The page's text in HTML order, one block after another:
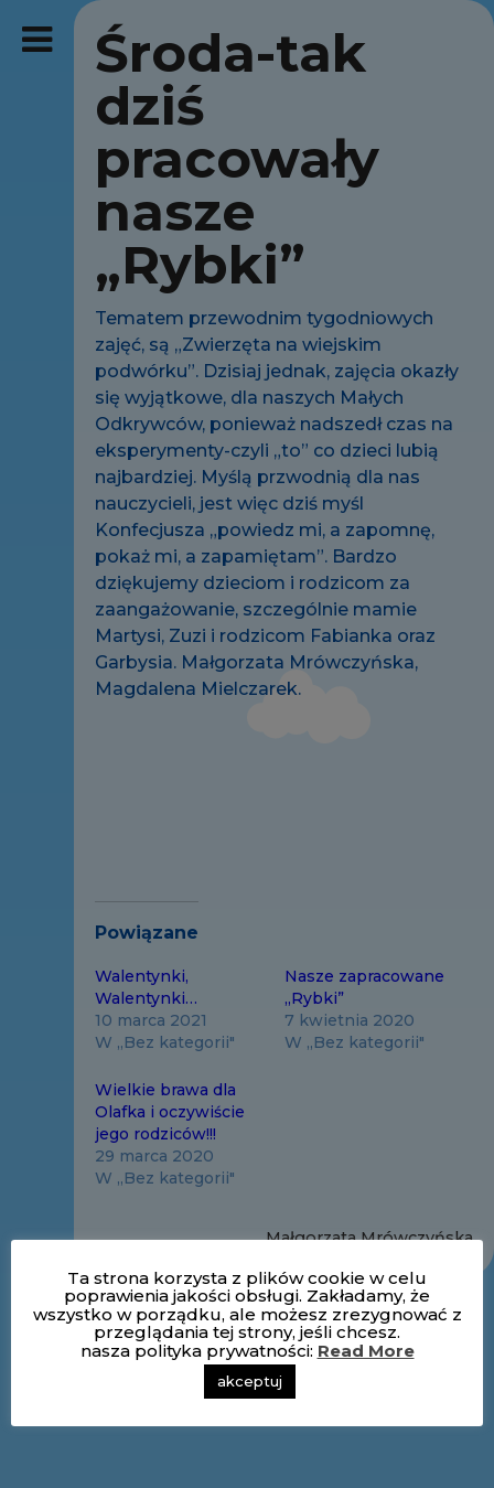
Środa-tak
dziś
pracowały
nasze
„Rybki”
Tematem przewodnim tygodniowych
zajęć, są „Zwierzęta na wiejskim
podwórku”. Dzisiaj jednak, zajęcia okazły
się wyjątkowe, dla naszych Małych
Odkrywców, ponieważ nadszedł czas na
eksperymenty-czyli „to” co dzieci lubią
najbardziej. Myślą przwodnią dla nas
nauczycieli, jest więc dziś myśl
Konfecjusza „powiedz mi, a zapomnę,
pokaż mi, a zapamiętam”. Bardzo
dziękujemy dzieciom i rodzicom za
zaangażowanie, szczególnie mamie
Martysi, Zuzi i rodzicom Fabianka oraz
Garbysia. Małgorzata Mrówczyńska,
Magdalena Mielczarek.
Powiązane
Walentynki,
Walentynki…
10 marca 2021
W „Bez kategorii"
Nasze zapracowane
„Rybki”
7 kwietnia 2020
W „Bez kategorii"
Wielkie brawa dla
Olafka i oczywiście
jego rodziców!!!
29 marca 2020
W „Bez kategorii"
Małgorzata Mrówczyńska
Ta strona korzysta z plików cookie w celu
poprawienia jakości obsługi. Zakładamy, że
wszystko w porządku, ale możesz zrezygnować z
przeglądania tej strony, jeśli chcesz.
nasza polityka prywatności: Read More
akceptuj